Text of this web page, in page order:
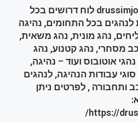
דרושים נהגים – drussimjobbs לוח דרושים בכל
בכל התחומים, נהיגה
נהג מונית, נהג משאית,
מסחרי, נהג קטנוע, נהג
אוטובוס ועוד – נהיגה,
עבודות הנהיגה, לנהגים
ותחבורה , לפרטים ניתן
https://